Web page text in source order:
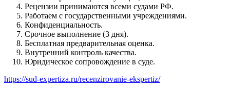
Рецензии принимаются всеми судами РФ.
Работаем с государственными учреждениями.
Конфиденциальность.
Срочное выполнение (3 дня).
Бесплатная предварительная оценка.
Внутренний контроль качества.
Юридическое сопровождение в суде.
https://sud-expertiza.ru/recenzirovanie-ekspertiz/